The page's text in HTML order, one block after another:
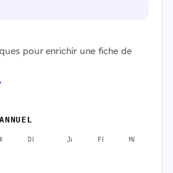
pour enrichir une fiche de
DÉC. JANV. FÉVR. MARS